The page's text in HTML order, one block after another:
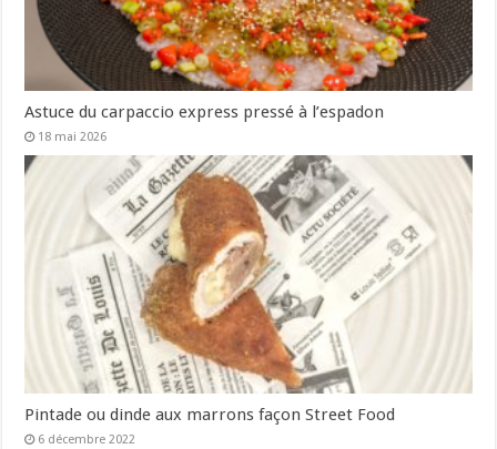
Astuce du carpaccio express pressé à l’espadon
18 mai 2026
Pintade ou dinde aux marrons façon Street Food
6 décembre 2022